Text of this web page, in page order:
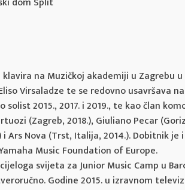
na Muzičkoj akademiji u
Virsaladze te se redovno usavršava
2015., 2017. i 2019., te kao član
(Zagreb, 2018.), Giuliano Pecar
i Ars Nova (Trst, Italija, 2014.). Dobitnik
Music Foundation of Europe.
svijeta za Junior Music Camp u
Godine 2015. u izravnom